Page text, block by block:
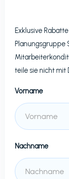
Exklusive
Planungsgruppe
teile sie nicht mit
Vorname
Nachname